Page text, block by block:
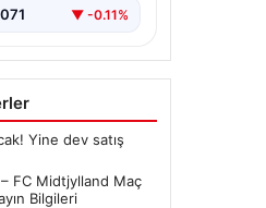
▼ -0.11%
Yine dev satış
FC Midtjylland Maç
Bilgileri